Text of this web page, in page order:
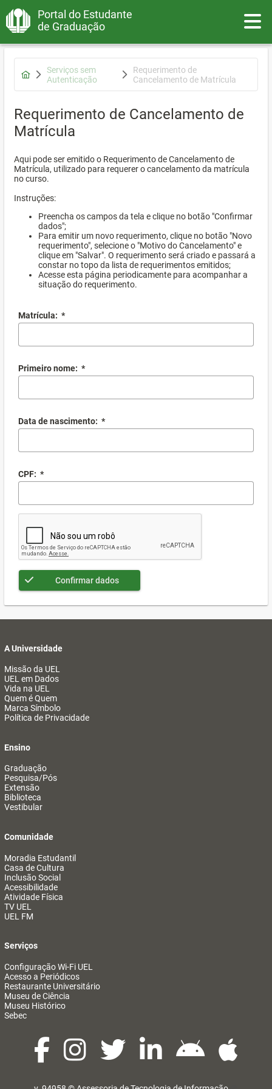
Portal do Estudante
de Graduação
Serviços sem
Autenticação
Requerimento de
Cancelamento de Matrícula
Requerimento de Cancelamento de
Matrícula
Aqui pode ser emitido o Requerimento de Cancelamento de
Matrícula, utilizado para requerer o cancelamento da matrícula
no curso.
Instruções:
Preencha os campos da tela e clique no botão "Confirmar
dados";
Para emitir um novo requerimento, clique no botão "Novo
requerimento", selecione o "Motivo do Cancelamento" e
clique em "Salvar". O requerimento será criado e passará a
constar no topo da lista de requerimentos emitidos;
Acesse esta página periodicamente para acompanhar a
situação do requerimento.
Matrícula: *
Primeiro nome: *
Data de nascimento: *
CPF: *
Confirmar dados
A Universidade
Missão da UEL
UEL em Dados
Vida na UEL
Quem é Quem
Marca Símbolo
Política de Privacidade
Ensino
Graduação
Pesquisa/Pós
Extensão
Biblioteca
Vestibular
Comunidade
Moradia Estudantil
Casa de Cultura
Inclusão Social
Acessibilidade
Atividade Física
TV UEL
UEL FM
Serviços
Configuração Wi-Fi UEL
Acesso a Periódicos
Restaurante Universitário
Museu de Ciência
Museu Histórico
Sebec